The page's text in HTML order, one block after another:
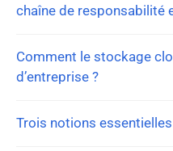
chaîne de responsabilité
Comment le stockage
d’entreprise ?
Trois notions